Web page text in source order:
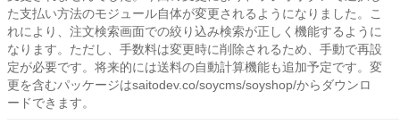
た支払い方法のモジュール自体が変更されるようになりました。こ
れにより、注文検索画面での絞り込み検索が正しく機能するように
なります。ただし、手数料は変更時に削除されるため、手動で再設
定が必要です。将来的には送料の自動計算機能も追加予定です。変
更を含むパッケージはsaitodev.co/soycms/soyshop/からダウンロ
ードできます。